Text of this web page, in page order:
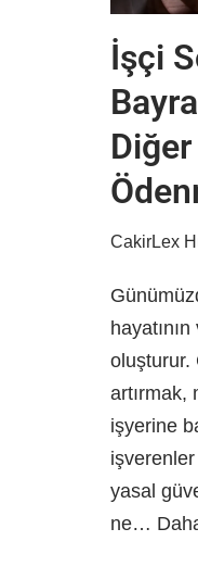
İşçi
CakirLex
oluşturur.
artırmak,
işyerine
yasal
ne…